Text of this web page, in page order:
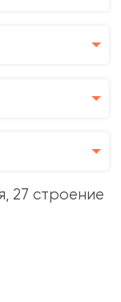
27 строение